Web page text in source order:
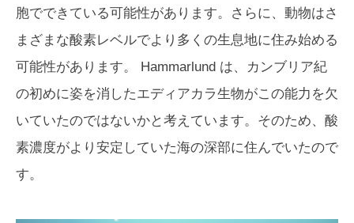
胞でできている可能性があります。さらに、動物はさ
まざまな酸素レベルでより多くの生息地に住み始める
可能性があります。 Hammarlund は、カンブリア紀
の初めに姿を消したエディアカラ生物がこの能力を欠
いていたのではないかと考えています。そのため、酸
素濃度がより安定していた海の深部に住んでいたので
す。